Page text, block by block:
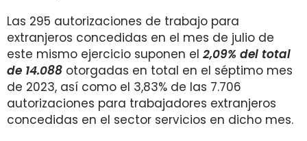
Las 295 autorizaciones de trabajo para
extranjeros concedidas en el mes de julio de
este mismo ejercicio suponen el 2,09% del total
de 14.088 otorgadas en total en el séptimo mes
de 2023, así como el 3,83% de las 7.706
autorizaciones para trabajadores extranjeros
concedidas en el sector servicios en dicho mes.